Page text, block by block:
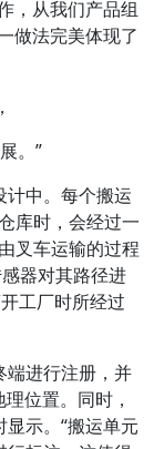
，从我们产品组
做法完美体现了
。”
中。每个搬运
库时，会经过一
叉车运输的过程
器对其路径进
工厂时所经过
进行注册，并
位置。同时，
示。“搬运单元